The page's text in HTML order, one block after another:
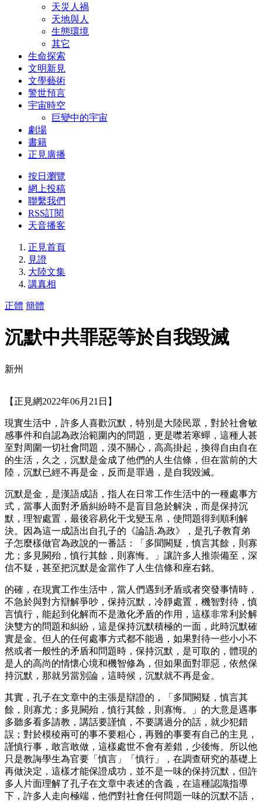
天災人禍
天地與人
生態環境
其它
生命探索
文明新見
文學藝術
警世預言
宇宙時空
巨變中的宇宙
劇場
書籍
正見廣播
按日瀏覽
網上投稿
聯繫我們
RSS訂閱
天音播客
正見首頁
見證
大陸文集
講真相
正體 簡體
沉默中共罪惡等於自我毀滅
新州
【正見網2022年06月21日】
現實生活中，許多人喜歡沉默，特別是大陸民眾，對於社會敏
感事件和自認為政治範圍內的問題，更是噤若寒蟬，這種人甚
至對周圍一切社會問題，漠不關心，高高掛起，換得自由自在
的生活，久之，沉默是金成了他們的人生信條，但在當前的大
陸，沉默已經不再是金，反而是罪過，是自我毀滅。
沉默是金，是漢語成語，指人在日常工作生活中的一種處事方
式，當事人面對矛盾糾紛時不是盲目急於解決，而是保持沉
默，理智處置，最後容易化干戈變玉帛，使問題得到順利解
決。因為這一成語出自孔子的《論語.為政》，是孔子教育弟
子怎麼樣做官為政說的一番話：「多聞闕疑，慎言其餘，則寡
尤；多見闕殆，慎行其餘，則寡悔。」讓許多人推崇備至，深
信不疑，甚至把沉默是金當作了人生信條和座右銘。
的確，在現實工作生活中，當人們遇到矛盾或者突發事情時，
不急於與對方辯解爭吵，保持沉默，冷靜處置，機智對待，慎
言慎行，能起到化解而不是激化矛盾的作用，這樣非常利於解
決雙方的問題和糾紛，這是保持沉默積極的一面，此時沉默確
實是金。但人的任何處事方式都不能過，如果對待一些小小不
然或者一般性的矛盾和問題時，保持沉默，是可取的，體現的
是人的高尚的情懷心境和機智修為，但如果面對罪惡，依然保
持沉默，那就另當別論，這時候，沉默就不再是金。
其實，孔子在文章中的主張是辯證的，「多聞闕疑，慎言其
餘，則寡尤；多見闕殆，慎行其餘，則寡悔。」的大意是遇事
多聽多看多請教，講話要謹慎，不要講過分的話，就少犯錯
誤；對於模稜兩可的事不要粗心，再難的事要有自己的主見，
謹慎行事，敢言敢做，這樣處世不會有差錯，少後悔。所以他
只是教誨學生為官要「慎言」「慎行」，在調查研究的基礎上
再做決定，這樣才能保證成功，並不是一味的保持沉默，但許
多人片面理解了孔子在文章中表述的含義，在這種認識指導
下，許多人走向極端，他們對社會任何問題一味的沉默不語，